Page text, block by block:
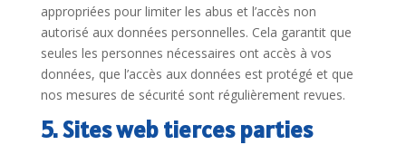
appropriées pour limiter les abus et l’accès non
autorisé aux données personnelles. Cela garantit que
seules les personnes nécessaires ont accès à vos
données, que l’accès aux données est protégé et que
nos mesures de sécurité sont régulièrement revues.
5. Sites web tierces parties